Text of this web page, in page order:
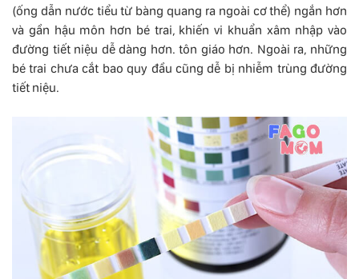
(ống dẫn nước tiểu từ bàng quang ra ngoài cơ thể) ngắn hơn
và gần hậu môn hơn bé trai, khiến vi khuẩn xâm nhập vào
đường tiết niệu dễ dàng hơn. tôn giáo hơn. Ngoài ra, những
bé trai chưa cắt bao quy đầu cũng dễ bị nhiễm trùng đường
tiết niệu.